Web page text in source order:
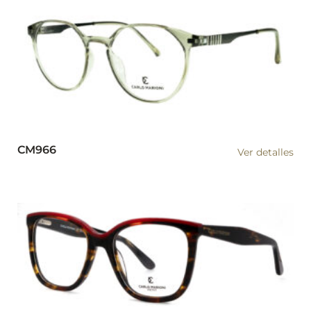
CM966 Ver detalles